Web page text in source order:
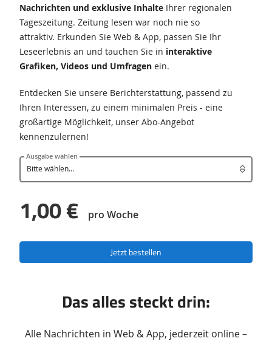
Nachrichten und exklusive Inhalte Ihrer regionalen
Tageszeitung. Zeitung lesen war noch nie so
attraktiv. Erkunden Sie Web & App, passen Sie Ihr
Leseerlebnis an und tauchen Sie in interaktive
Grafiken, Videos und Umfragen ein.
Entdecken Sie unsere Berichterstattung, passend zu
Ihren Interessen, zu einem minimalen Preis - eine
großartige Möglichkeit, unser Abo-Angebot
kennenzulernen!
Ausgabe wählen
1,00 € pro Woche
Jetzt bestellen
Das alles steckt drin:
Alle Nachrichten in Web & App, jederzeit online –